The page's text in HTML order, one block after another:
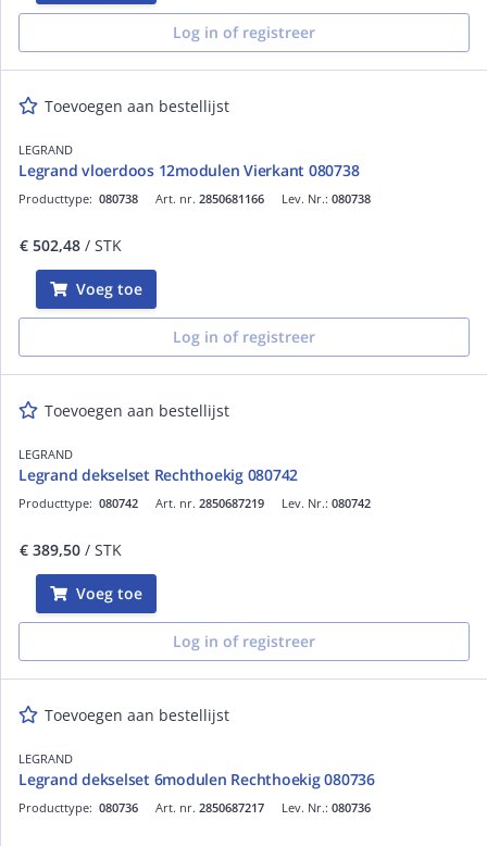
Log in of registreer
Toevoegen aan bestellijst
LEGRAND
Legrand vloerdoos 12modulen Vierkant 080738
Art. nr. 2850681166
Producttype: 080738 Lev. Nr.: 080738
€ 502,48 / STK
Voeg toe
Log in of registreer
Toevoegen aan bestellijst
LEGRAND
Legrand dekselset Rechthoekig 080742
Art. nr. 2850687219
Producttype: 080742 Lev. Nr.: 080742
€ 389,50 / STK
Voeg toe
Log in of registreer
Toevoegen aan bestellijst
LEGRAND
Legrand dekselset 6modulen Rechthoekig 080736
Art. nr. 2850687217
Producttype: 080736 Lev. Nr.: 080736